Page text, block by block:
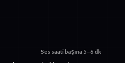
Ses saati başına 5–6 dk